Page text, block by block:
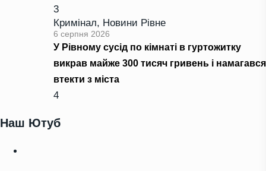
3
Кримінал, Новини Рівне
6 серпня 2026
У Рівному сусід по кімнаті в гуртожитку
викрав майже 300 тисяч гривень і намагався
втекти з міста
4
Наш Ютуб